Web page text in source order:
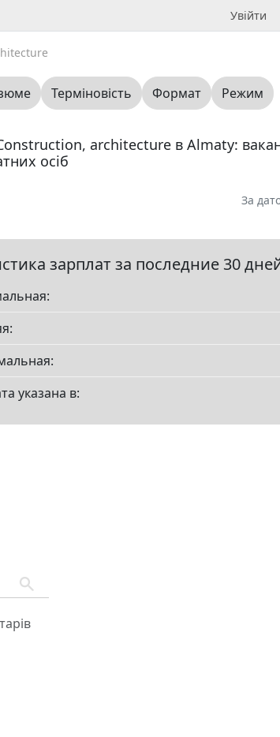
Увійти
Терміновість Формат Режим
architecture в Almaty:
осіб
разделы
За
зарплат за последние 30
указана в: